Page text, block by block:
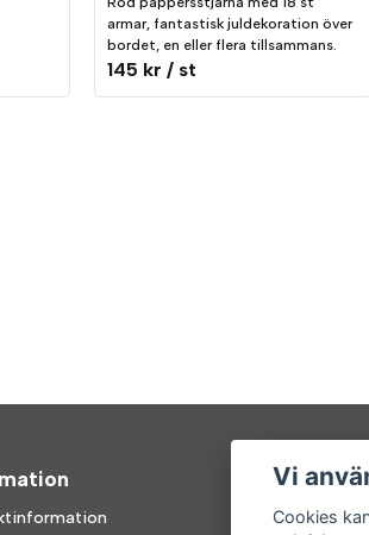
armar, fantastisk juldekoration över
bordet, en eller flera tillsammans.
145 kr / st
Vi
Cookies